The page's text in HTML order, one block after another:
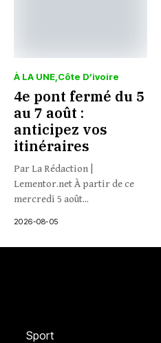
À LA UNE Côte D’ivoire
4e pont fermé du 5
au 7 août :
anticipez vos
itinéraires
Par La Rédaction |
Lementor.net À partir de ce
mercredi 5 août...
2026-08-05
Sport